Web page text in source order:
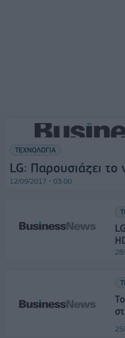
ΤΕΧΝΟΛΟΓΙΑ
LG: Παρουσιάζει
12/09/2017 - 03:00